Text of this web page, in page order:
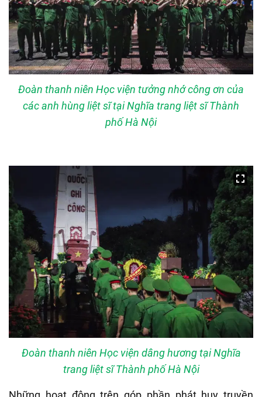
Đoàn thanh niên Học viện tưởng nhớ công ơn của
các anh hùng liệt sĩ tại Nghĩa trang liệt sĩ Thành
phố Hà Nội
Đoàn thanh niên Học viện dâng hương tại Nghĩa
trang liệt sĩ Thành phố Hà Nội